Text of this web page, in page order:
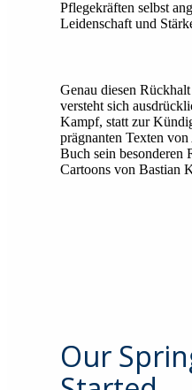
Pflegekräften selbst
Leidenschaft und
Genau diesen
versteht sich
Kampf, statt zur
prägnanten Texten
Buch sein besonderen
Cartoons von Bastian
Our